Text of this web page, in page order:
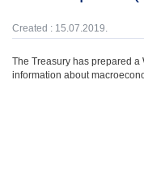
Created : 15.07.2019.
The Treasury has prepared
information about